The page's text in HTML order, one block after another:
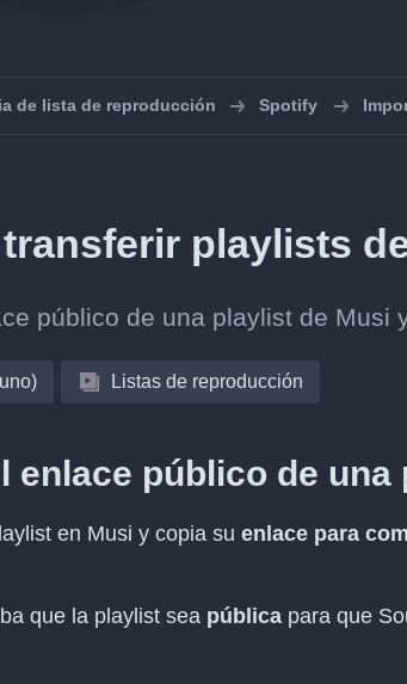
de lista de reproducción Spotify
playlists
público de una playlist de Musi
Listas de reproducción
enlace público de una
en Musi y copia su enlace para
que la playlist sea pública para que